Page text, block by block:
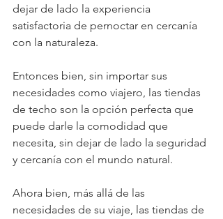
dejar de lado la experiencia
satisfactoria de pernoctar en cercanía
con la naturaleza.
Entonces bien, sin importar sus
necesidades como viajero, las tiendas
de techo son la opción perfecta que
puede darle la comodidad que
necesita, sin dejar de lado la seguridad
y cercanía con el mundo natural.
Ahora bien, más allá de las
necesidades de su viaje, las tiendas de